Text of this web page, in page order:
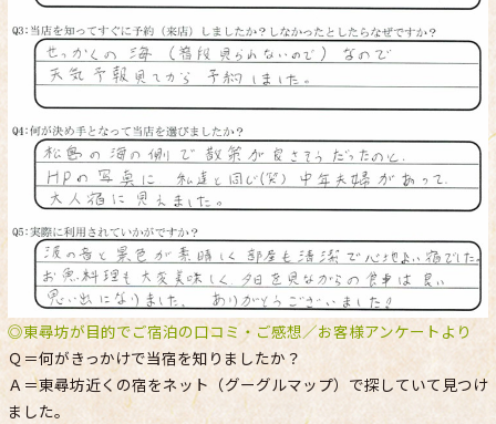
◎東尋坊が目的でご宿泊の口コミ・ご感想／お客様アンケートより
Ｑ＝何がきっかけで当宿を知りましたか？
Ａ＝東尋坊近くの宿をネット（グーグルマップ）で探していて見つけ
ました。